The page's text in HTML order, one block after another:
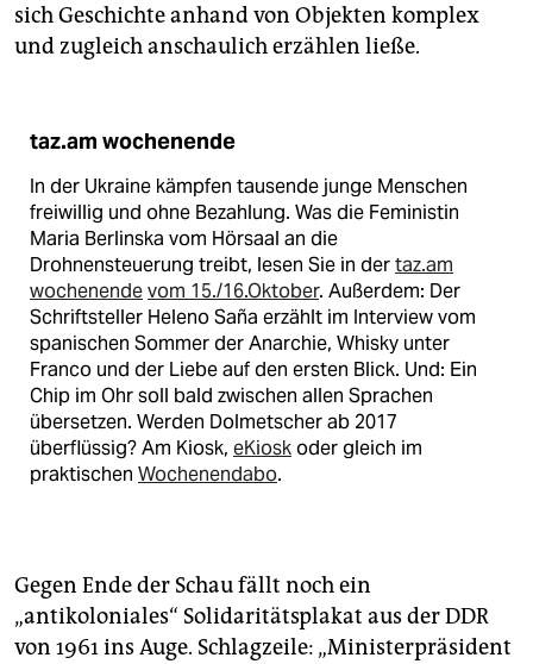
sich Geschichte anhand von Objekten komplex
und zugleich anschaulich erzählen ließe.
taz.am wochenende
In der Ukraine kämpfen tausende junge Menschen
freiwillig und ohne Bezahlung. Was die Feministin
Maria Berlinska vom Hörsaal an die
Drohnensteuerung treibt, lesen Sie in dertaz.am
wochenendevom 15./16.Oktober. Außerdem: Der
Schriftsteller Heleno Saña erzählt im Interview vom
spanischen Sommer der Anarchie, Whisky unter
Franco und der Liebe auf den ersten Blick. Und: Ein
Chip im Ohr soll bald zwischen allen Sprachen
übersetzen. Werden Dolmetscher ab 2017
überflüssig? Am Kiosk, eKioskoder gleich im
praktischen Wochenendabo.
Gegen Ende der Schau fällt noch ein
„antikoloniales“ Solidaritätsplakat aus der DDR
von 1961 ins Auge. Schlagzeile: „Ministerpräsident